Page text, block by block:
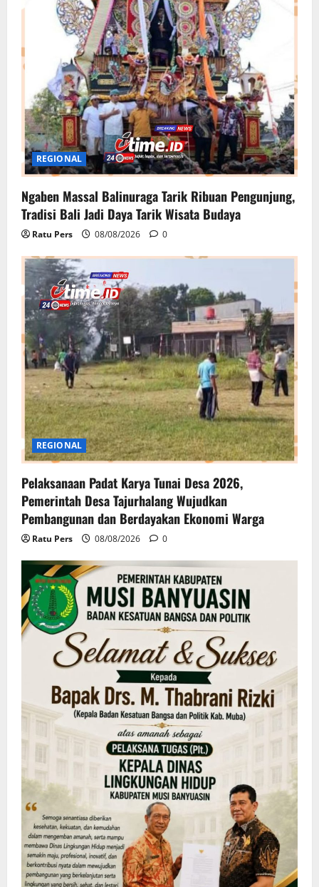
REGIONAL
Ngaben Massal Balinuraga Tarik Ribuan Pengunjung,
Tradisi Bali Jadi Daya Tarik Wisata Budaya
Ratu Pers 08/08/2026 0
REGIONAL
Pelaksanaan Padat Karya Tunai Desa 2026,
Pemerintah Desa Tajurhalang Wujudkan
Pembangunan dan Berdayakan Ekonomi Warga
Ratu Pers 08/08/2026 0